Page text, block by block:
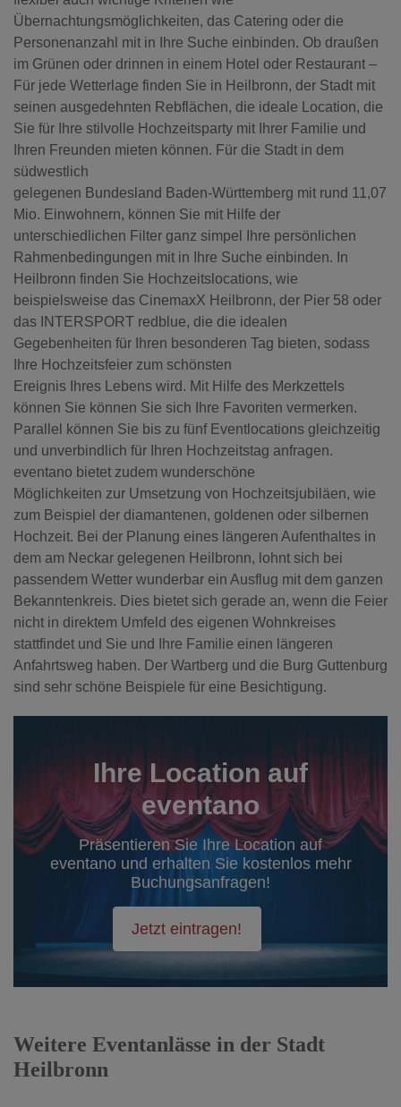
Übernachtungsmöglichkeiten, das Catering oder die
Personenanzahl mit in Ihre Suche einbinden. Ob draußen
im Grünen oder drinnen in einem Hotel oder Restaurant –
Für jede Wetterlage finden Sie in Heilbronn, der Stadt mit
seinen ausgedehnten Rebflächen, die ideale Location, die
Sie für Ihre stilvolle Hochzeitsparty mit Ihrer Familie und
Ihren Freunden mieten können. Für die Stadt in dem
südwestlich
gelegenen Bundesland Baden-Württemberg mit rund 11,07
Mio. Einwohnern, können Sie mit Hilfe der
unterschiedlichen Filter ganz simpel Ihre persönlichen
Rahmenbedingungen mit in Ihre Suche einbinden. In
Heilbronn finden Sie Hochzeitslocations, wie
beispielsweise das CinemaxX Heilbronn, der Pier 58 oder
das INTERSPORT redblue, die die idealen
Gegebenheiten für Ihren besonderen Tag bieten, sodass
Ihre Hochzeitsfeier zum schönsten
Ereignis Ihres Lebens wird. Mit Hilfe des Merkzettels
können Sie können Sie sich Ihre Favoriten vermerken.
Parallel können Sie bis zu fünf Eventlocations gleichzeitig
und unverbindlich für Ihren Hochzeitstag anfragen.
eventano bietet zudem wunderschöne
Möglichkeiten zur Umsetzung von Hochzeitsjubiläen, wie
zum Beispiel der diamantenen, goldenen oder silbernen
Hochzeit. Bei der Planung eines längeren Aufenthaltes in
dem am Neckar gelegenen Heilbronn, lohnt sich bei
passendem Wetter wunderbar ein Ausflug mit dem ganzen
Bekanntenkreis. Dies bietet sich gerade an, wenn die Feier
nicht in direktem Umfeld des eigenen Wohnkreises
stattfindet und Sie und Ihre Familie einen längeren
Anfahrtsweg haben. Der Wartberg und die Burg Guttenburg
sind sehr schöne Beispiele für eine Besichtigung.
Ihre Location auf
eventano
Präsentieren Sie Ihre Location auf
eventano und erhalten Sie kostenlos mehr
Buchungsanfragen!
Jetzt eintragen!
Weitere Eventanlässe in der Stadt
Heilbronn